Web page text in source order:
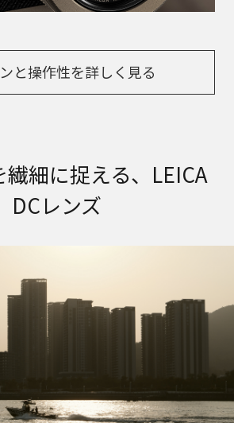
と操作性を詳しく見る
細に捉える、LEICA
DCレンズ